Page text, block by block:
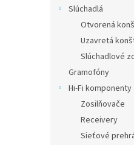
Slúchadlá
Otvorená
Uzavretá
Slúchadlové
Gramofóny
Hi-Fi komponenty
Zosilňovače
Receivery
Sieťové